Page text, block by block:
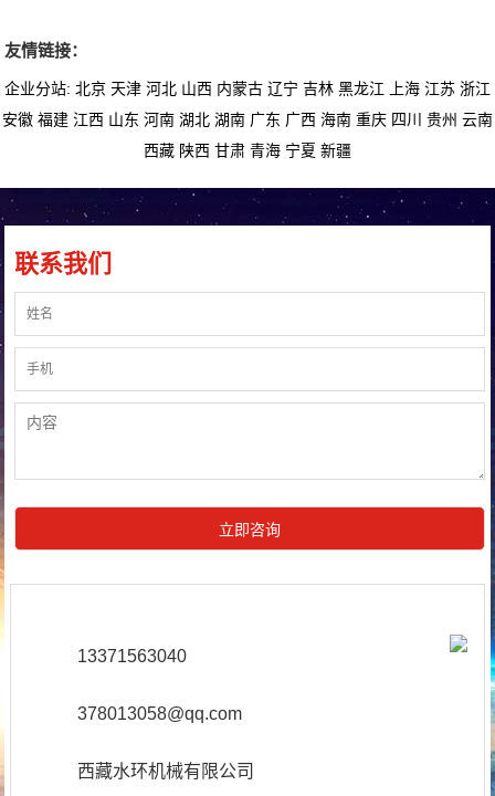
友情链接：
企业分站: 北京 天津 河北 山西 内蒙古 辽宁 吉林 黑龙江 上海 江苏 浙江
安徽 福建 江西 山东 河南 湖北 湖南 广东 广西 海南 重庆 四川 贵州 云南
西藏 陕西 甘肃 青海 宁夏 新疆
联系我们
13371563040
378013058@qq.com
西藏水环机械有限公司